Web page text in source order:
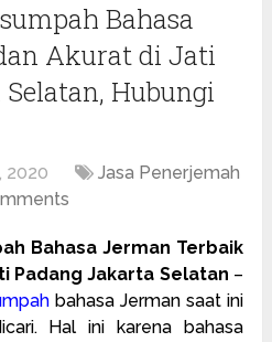
Bahasa
Akurat di Jati
Hubungi
2020
Jasa Penerjemah
Bahasa Jerman Terbaik
Padang Jakarta Selatan –
bahasa Jerman saat ini
Hal ini karena bahasa